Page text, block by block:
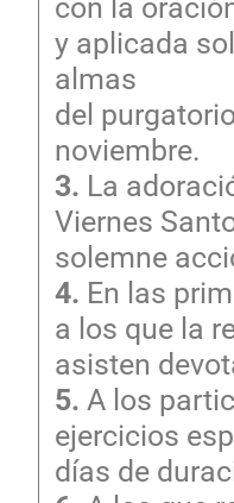
con la
y aplicada
almas
del
noviembre.
3. La
Viernes
solemne
4. En las
a los que la
asisten
5. A los
ejercicios
días de